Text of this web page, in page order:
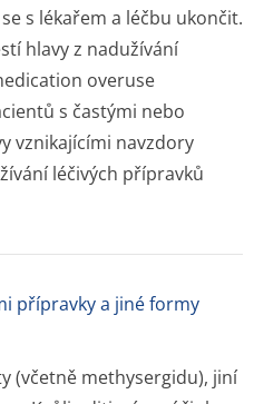
s lékařem a léčbu ukončit.
hlavy z nadužívání
overuse
s častými nebo
vznikajícími navzdory
léčivých přípravků
přípravky a jiné formy
(včetně methysergidu), jiní